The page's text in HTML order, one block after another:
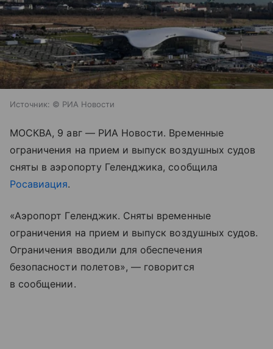
Источник: © РИА Новости
МОСКВА, 9 авг — РИА Новости. Временные
ограничения на прием и выпуск воздушных судов
сняты в аэропорту Геленджика, сообщила
Росавиация.
«Аэропорт Геленджик. Сняты временные
ограничения на прием и выпуск воздушных судов.
Ограничения вводили для обеспечения
безопасности полетов», — говорится
в сообщении.